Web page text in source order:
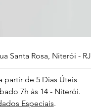
Santa Rosa, Niterói - RJ
partir de 5 Dias Úteis
7h às 14 - Niterói.
Especiais.